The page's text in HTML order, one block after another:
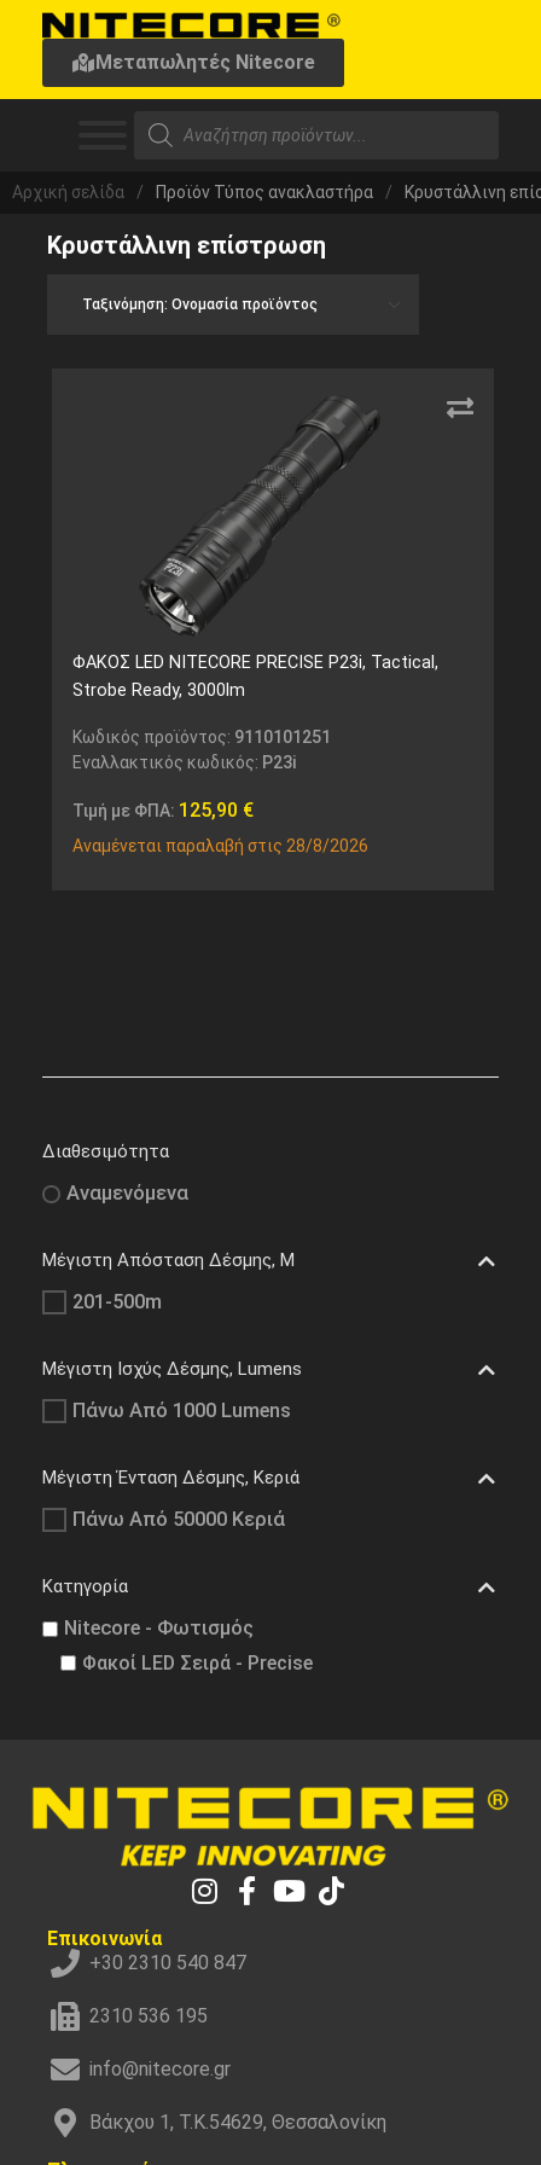
Μεταπωλητές Nitecore
Αρχική σελίδα / Προϊόν Τύπος ανακλαστήρα / Κρυστάλλινη
Κρυστάλλινη επίστρωση
ΦΑΚΟΣ LED NITECORE PRECISE P23i, Tactical,
Strobe Ready, 3000lm
Κωδικός προϊόντος: 9110101251
Εναλλακτικός κωδικός: P23i
Τιμή με ΦΠΑ: 125,90 €
Αναμένεται παραλαβή στις 28/8/2026
Διαθεσιμότητα
Αναμενόμενα
Μέγιστη Απόσταση Δέσμης, M
201-500m
Μέγιστη Ισχύς Δέσμης, Lumens
Πάνω Από 1000 Lumens
Μέγιστη Ένταση Δέσμης, Κεριά
Πάνω Από 50000 Κεριά
Κατηγορία
Nitecore - Φωτισμός
Φακοί LED Σειρά - Precise
Επικοινωνία
+30 2310 540 847
2310 536 195
info@nitecore.gr
Βάκχου 1, Τ.Κ.54629, Θεσσαλονίκη